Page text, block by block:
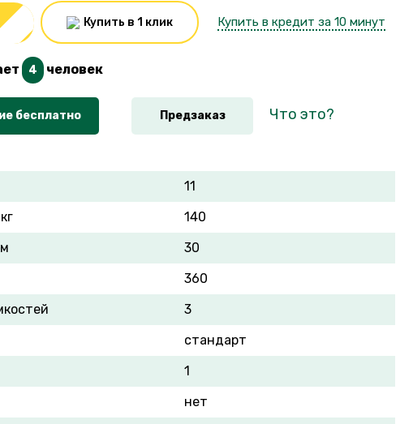
Купить в 1 клик Купить в кредит за 10 минут
4 человек
бесплатно Предзаказ Что это?
11
140
30
360
3
стандарт
1
нет